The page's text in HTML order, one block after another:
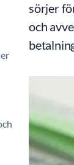
sörjer
och